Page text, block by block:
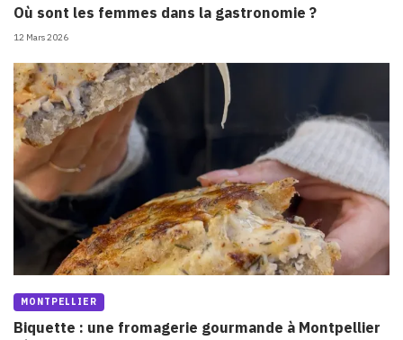
Où sont les femmes dans la gastronomie ?
12 Mars 2026
MONTPELLIER
Biquette : une fromagerie gourmande à Montpellier